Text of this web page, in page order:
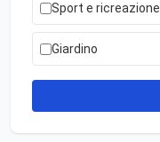
Sport e ricreazione
Giardino